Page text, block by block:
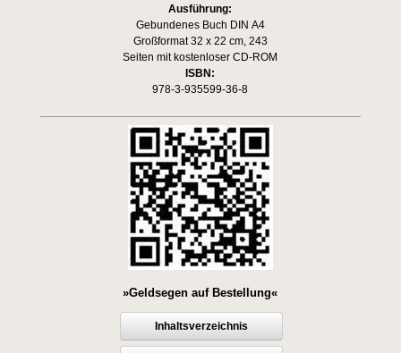
Ausführung:
Gebundenes Buch DIN A4
Großformat 32 x 22 cm, 243
Seiten mit kostenloser CD-ROM
ISBN:
978-3-935599-36-8
»Geldsegen auf Bestellung«
Inhaltsverzeichnis